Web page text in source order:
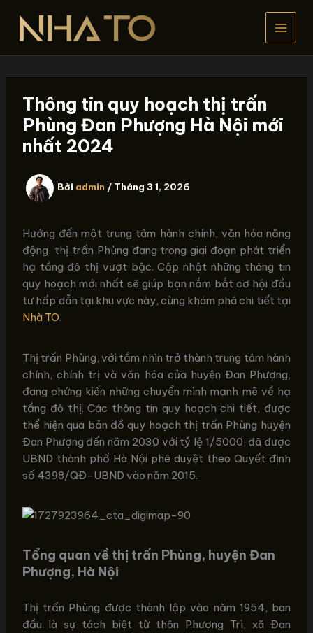
dung
Thông tin quy hoạch thị trấn
Phùng Đan Phượng Hà Nội mới
nhất 2024
Bởi admin / Tháng 3 1, 2026
Hướng đến một trung tâm hành chính, văn hóa năng
động, thị trấn Phùng đang trong giai đoạn phát triển
hạ tầng đô thị vượt bậc. Cập nhật những thông tin
quy hoạch mới nhất sẽ giúp bạn nắm bắt cơ hội đầu
tư hấp dẫn tại khu vực này, cùng khám phá chi tiết tại
Nhà TO.
Thị trấn Phùng, với tầm nhìn trở thành trung tâm hành
chính, chính trị và văn hóa của huyện Đan Phượng,
đang chứng kiến những chuyển mình mạnh mẽ về hạ
tầng đô thị. Các thông tin quy hoạch chi tiết, được
thể hiện qua bản đồ quy hoạch thị trấn Phùng huyện
Đan Phượng đến năm 2030 với tỷ lệ 1/5000, đã được
UBND thành phố Hà Nội phê duyệt theo Quyết định
số 4398/QĐ-UBND vào năm 2015.
Tổng quan về thị trấn Phùng, huyện Đan
Phượng, Hà Nội
Thị trấn Phùng được thành lập vào năm 1954, ban
đầu là sự tách biệt từ thôn Phượng Trì, xã Đan